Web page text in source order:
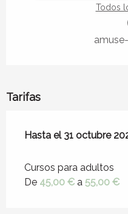
Todos
Tarifas
Desde 1 abril 2026
Hasta el31 octubre
Cursos para adultos
De 45,00 € a 55,00 €